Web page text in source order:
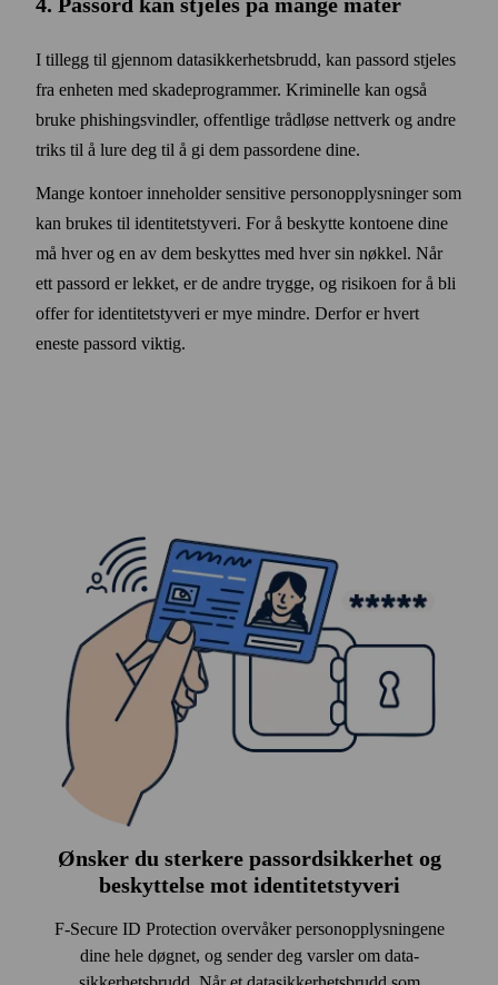
I tillegg til gjennom data­sikkerhets­brudd, kan pass­ord stjeles
fra enheten med skade­programmer. Kriminelle kan også
bruke phishing­svindler, offentlige trådløse nettverk og andre
triks til å lure deg til å gi dem pass­ordene dine.
Mange kontoer inneholder sensitive person­opplysninger som
kan brukes til identitets­tyveri. For å beskytte kontoene dine
må hver og en av dem beskyttes med hver sin nøkkel. Når
ett pass­ord er lekket, er de andre trygge, og risikoen for å bli
offer for identitets­tyveri er mye mindre. Derfor er hvert
eneste passord viktig.
Ønsker du sterkere pass­ordsikkerhet og
beskyttelse mot identitets­tyveri
F‑Secure ID Protection overvåker person­opplysningene
dine hele døgnet, og sender deg varsler om data­